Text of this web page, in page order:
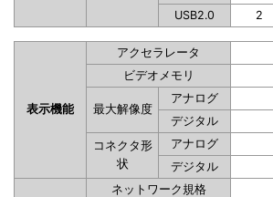
USB2.0
2
表示機能
アクセラレータ
ビデオメモリ
最大解像度
アナログ
デジタル
コネクタ形
状
アナログ
デジタル
ネットワーク規格